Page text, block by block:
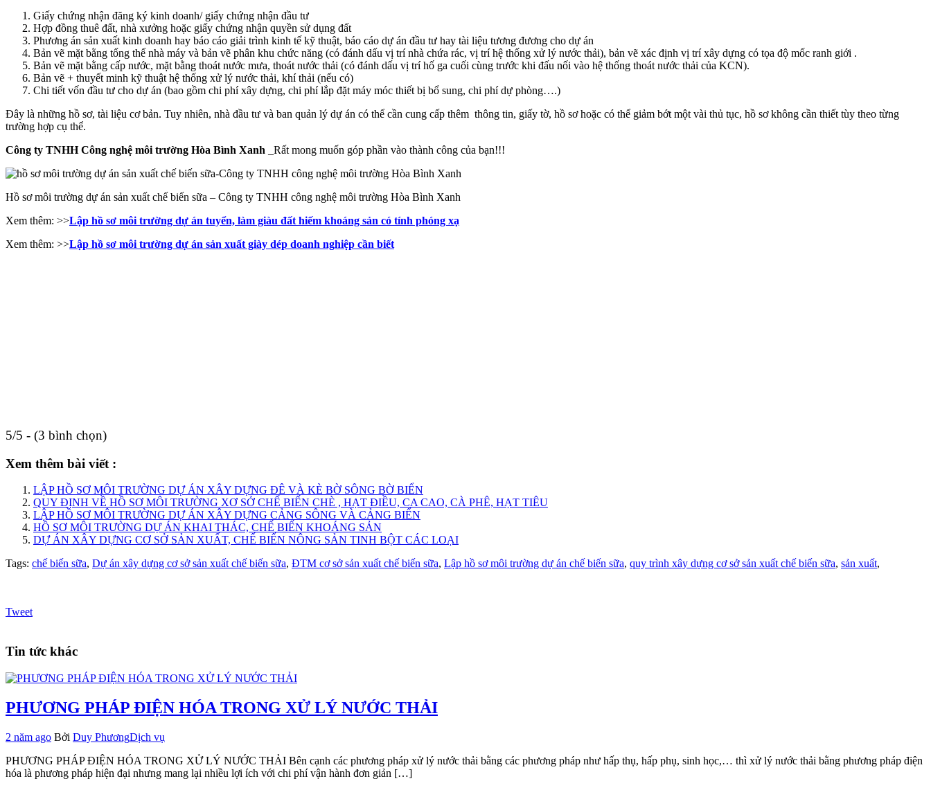
Giấy chứng nhận đăng ký kinh doanh/ giấy chứng nhận đầu tư
Hợp đồng thuê đất, nhà xưởng hoặc giấy chứng nhận quyền sử dụng đất
Phương án sản xuất kinh doanh hay báo cáo giải trình kinh tế kỹ thuật, báo cáo dự án đầu tư hay tài liệu tương đương cho dự án
Bản vẽ mặt bằng tổng thể nhà máy và bản vẽ phân khu chức năng (có đánh dấu vị trí nhà chứa rác, vị trí hệ thống xử lý nước thải), bản vẽ xác định vị trí xây dựng có tọa độ mốc ranh giới .
Bản vẽ mặt bằng cấp nước, mặt bằng thoát nước mưa, thoát nước thải (có đánh dấu vị trí hố ga cuối cùng trước khi đấu nối vào hệ thống thoát nước thải của KCN).
Bản vẽ + thuyết minh kỹ thuật hệ thống xử lý nước thải, khí thải (nếu có)
Chi tiết vốn đầu tư cho dự án (bao gồm chi phí xây dựng, chi phí lắp đặt máy móc thiết bị bổ sung, chi phí dự phòng….)
Đây là những hồ sơ, tài liệu cơ bản. Tuy nhiên, nhà đầu tư và ban quản lý dự án có thể cần cung cấp thêm thông tin, giấy tờ, hồ sơ hoặc có thể giảm bớt một vài thủ tục, hồ sơ không cần thiết tùy theo từng
trường hợp cụ thể.
Công ty TNHH Công nghệ môi trường Hòa Bình Xanh _Rất mong muốn góp phần vào thành công của bạn!!!
Hồ sơ môi trường dự án sản xuất chế biến sữa – Công ty TNHH công nghệ môi trường Hòa Bình Xanh
Xem thêm: >>Lập hồ sơ môi trường dự án tuyển, làm giàu đất hiếm khoáng sản có tính phóng xạ
Xem thêm: >>Lập hồ sơ môi trường dự án sản xuất giày dép doanh nghiệp cần biết
5/5 - (3 bình chọn)
Xem thêm bài viết :
LẬP HỒ SƠ MÔI TRƯỜNG DỰ ÁN XÂY DỰNG ĐÊ VÀ KÈ BỜ SÔNG BỜ BIỂN
QUY ĐỊNH VỀ HỒ SƠ MÔI TRƯỜNG XƠ SỞ CHẾ BIẾN CHÈ , HẠT ĐIỀU, CA CAO, CÀ PHÊ, HẠT TIÊU
LẬP HỒ SƠ MÔI TRƯỜNG DỰ ÁN XÂY DỰNG CẢNG SÔNG VÀ CẢNG BIỂN
HỒ SƠ MÔI TRƯỜNG DỰ ÁN KHAI THÁC, CHẾ BIẾN KHOÁNG SẢN
DỰ ÁN XÂY DỰNG CƠ SỞ SẢN XUẤT, CHẾ BIẾN NÔNG SẢN TINH BỘT CÁC LOẠI
Tags: chế biến sữa, Dự án xây dựng cơ sở sản xuất chế biến sữa, ĐTM cơ sở sản xuất chế biến sữa, Lập hồ sơ môi trường dự án chế biến sữa, quy trình xây dựng cơ sở sản xuất chế biến sữa, sản xuất,
Tweet
Tin tức khác
PHƯƠNG PHÁP ĐIỆN HÓA TRONG XỬ LÝ NƯỚC THẢI
2 năm ago Bởi Duy PhươngDịch vụ
PHƯƠNG PHÁP ĐIỆN HÓA TRONG XỬ LÝ NƯỚC THẢI Bên cạnh các phương pháp xử lý nước thải bằng các phương pháp như hấp thụ, hấp phụ, sinh học,… thì xử lý nước thải bằng phương pháp điện
hóa là phương pháp hiện đại nhưng mang lại nhiều lợi ích với chi phí vận hành đơn giản […]